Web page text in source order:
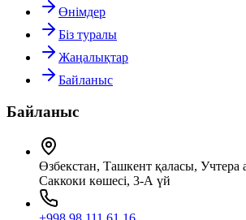
Өнімдер
Біз туралы
Жаңалықтар
Байланыс
Байланыс
Өзбекстан, Ташкент қаласы,
Саккоки көшесі, 3-А үй